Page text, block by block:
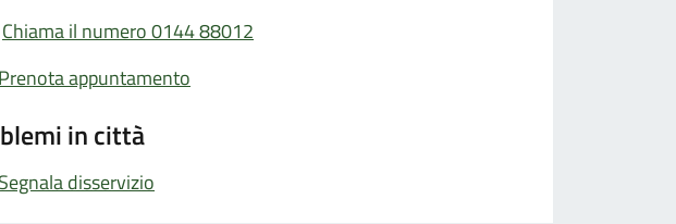
Chiama il numero 0144 88012
Prenota appuntamento
in città
Segnala disservizio